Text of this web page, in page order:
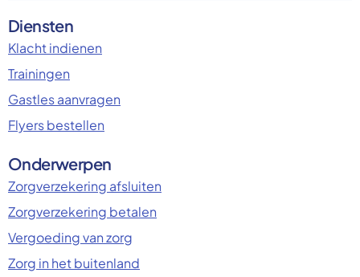
Diensten
Klacht indienen
Trainingen
Gastles aanvragen
Flyers bestellen
Onderwerpen
Zorgverzekering afsluiten
Zorgverzekering betalen
Vergoeding van zorg
Zorg in het buitenland